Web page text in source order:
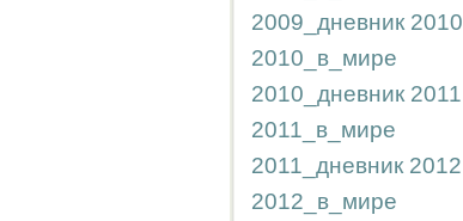
2009_дневник 2010
2010_в_мире
2010_дневник 2011
2011_в_мире
2011_дневник 2012
2012_в_мире